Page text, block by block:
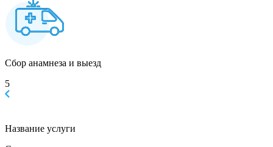
Сбор анамнеза и выезд
5
Название услуги